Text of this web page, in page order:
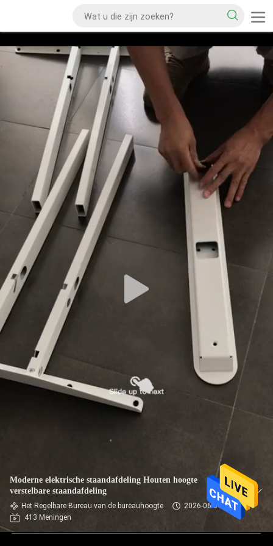
Moderne elektrische staandafdeling Houten hoogte
verstelbare staandafdeling
Het Regelbare Bureau van de bureauhoogte
2026-06-01
413 Meningen